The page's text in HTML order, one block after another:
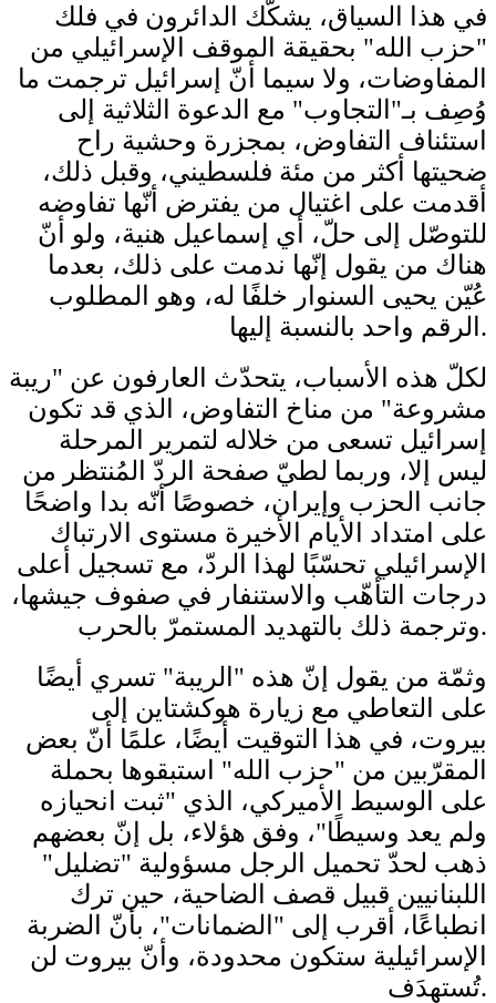
في هذا السياق، يشكّك الدائرون في فلك
"حزب الله" بحقيقة الموقف الإسرائيلي من
المفاوضات، ولا سيما أنّ إسرائيل ترجمت ما
وُصِف بـ"التجاوب" مع الدعوة الثلاثية إلى
استئناف التفاوض، بمجزرة وحشية راح
ضحيتها أكثر من مئة فلسطيني، وقبل ذلك،
أقدمت على اغتيال من يفترض أنّها تفاوضه
للتوصّل إلى حلّ، أي إسماعيل هنية، ولو أنّ
هناك من يقول إنّها ندمت على ذلك، بعدما
عُيّن يحيى السنوار خلفًا له، وهو المطلوب
الرقم واحد بالنسبة إليها.
لكلّ هذه الأسباب، يتحدّث العارفون عن "ريبة
مشروعة" من مناخ التفاوض، الذي قد تكون
إسرائيل تسعى من خلاله لتمرير المرحلة
ليس إلا، وربما لطيّ صفحة الردّ المُنتظر من
جانب الحزب وإيران، خصوصًا أنّه بدا واضحًا
على امتداد الأيام الأخيرة مستوى الارتباك
الإسرائيلي تحسّبًا لهذا الردّ، مع تسجيل أعلى
درجات التأهّب والاستنفار في صفوف جيشها،
وترجمة ذلك بالتهديد المستمرّ بالحرب.
وثمّة من يقول إنّ هذه "الريبة" تسري أيضًا
على التعاطي مع زيارة هوكشتاين إلى
بيروت، في هذا التوقيت أيضًا، علمًا أنّ بعض
المقرّبين من "حزب الله" استبقوها بحملة
على الوسيط الأميركي، الذي "ثبت انحيازه
ولم يعد وسيطًا"، وفق هؤلاء، بل إنّ بعضهم
ذهب لحدّ تحميل الرجل مسؤولية "تضليل"
اللبنانيين قبيل قصف الضاحية، حين ترك
انطباعًا، أقرب إلى "الضمانات"، بأنّ الضربة
الإسرائيلية ستكون محدودة، وأنّ بيروت لن
تُستهدَف.